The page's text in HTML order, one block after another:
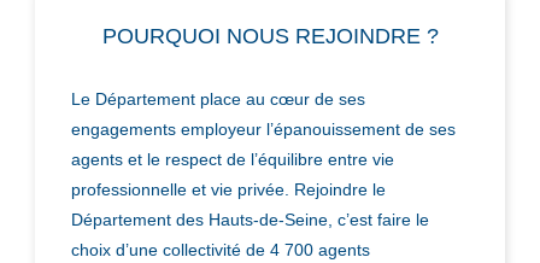
POURQUOI NOUS REJOINDRE ?
Le Département place au cœur de ses
engagements employeur l’épanouissement de ses
agents et le respect de l’équilibre entre vie
professionnelle et vie privée. Rejoindre le
Département des Hauts-de-Seine, c’est faire le
choix d’une collectivité de 4 700 agents